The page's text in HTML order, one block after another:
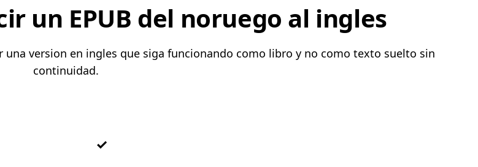
un EPUB del noruego al ingles
version en ingles que siga funcionando como libro y no como texto suelto sin
continuidad.
✓